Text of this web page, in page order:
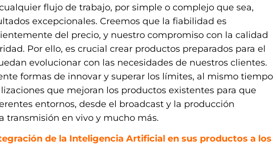
flujo de trabajo, por simple o complejo que sea,
excepcionales. Creemos que la fiabilidad es
del precio, y nuestro compromiso con la calidad
Por ello, es crucial crear productos preparados para el
evolucionar con las necesidades de nuestros clientes.
formas de innovar y superar los límites, al mismo tiempo
que mejoran los productos existentes para que
entornos, desde el broadcast y la producción
transmisión en vivo y mucho más.
de la Inteligencia Artificial en sus productos a los